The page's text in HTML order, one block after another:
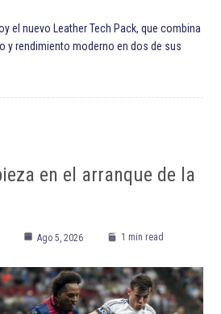
Temporada 2021 de la NFL